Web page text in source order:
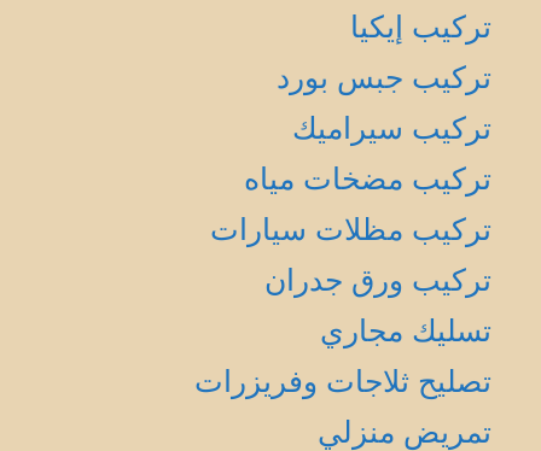
تركيب إيكيا
تركيب جبس بورد
تركيب سيراميك
تركيب مضخات مياه
تركيب مظلات سيارات
تركيب ورق جدران
تسليك مجاري
تصليح ثلاجات وفريزرات
تمريض منزلي